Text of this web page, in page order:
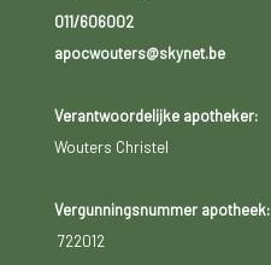
011/606002
apocwouters@skynet.be
Verantwoordelijke apotheker:
Wouters Christel
Vergunningsnummer apotheek:
722012